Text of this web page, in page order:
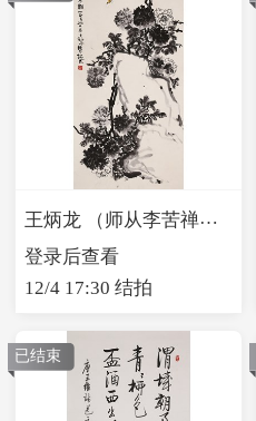
王炳龙 （师从李苦禅）绿天素韵
登录后查看
12/4 17:30 结拍
已结束